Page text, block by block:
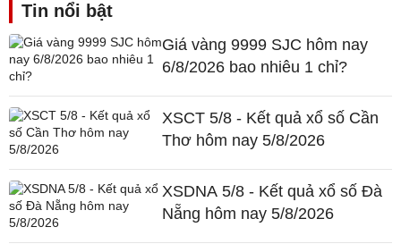
Tin nổi bật
Giá vàng 9999 SJC hôm nay
6/8/2026 bao nhiêu 1 chỉ?
XSCT 5/8 - Kết quả xổ số Cần
Thơ hôm nay 5/8/2026
XSDNA 5/8 - Kết quả xổ số Đà
Nẵng hôm nay 5/8/2026